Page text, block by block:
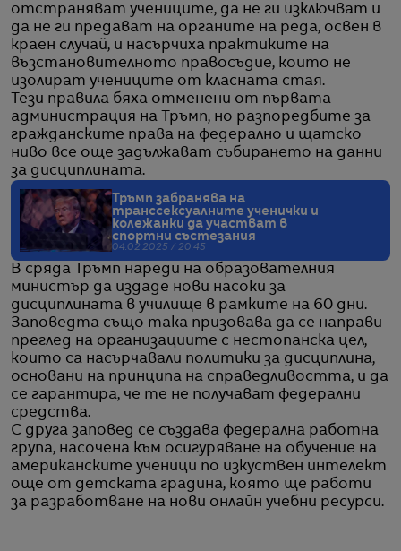
отстраняват учениците, да не ги изключват и
да не ги предават на органите на реда, освен в
краен случай, и насърчиха практиките на
възстановителното правосъдие, които не
изолират учениците от класната стая.
Тези правила бяха отменени от първата
администрация на Тръмп, но разпоредбите за
гражданските права на федерално и щатско
ниво все още задължават събирането на данни
за дисциплината.
Тръмп забранява на
транссексуалните ученички и
колежанки да участват в
спортни състезания
04.02.2025 / 20:45
В сряда Тръмп нареди на образователния
министър да издаде нови насоки за
дисциплината в училище в рамките на 60 дни.
Заповедта също така призовава да се направи
преглед на организациите с нестопанска цел,
които са насърчавали политики за дисциплина,
основани на принципа на справедливостта, и да
се гарантира, че те не получават федерални
средства.
С друга заповед се създава федерална работна
група, насочена към осигуряване на обучение на
американските ученици по изкуствен интелект
още от детската градина, която ще работи
за разработване на нови онлайн учебни ресурси.